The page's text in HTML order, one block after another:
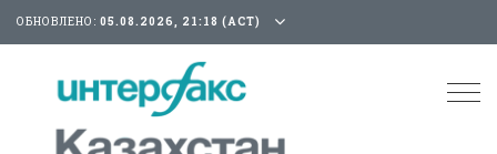
ОБНОВЛЕНО: 05.08.2026, 21:18 (АСТ)